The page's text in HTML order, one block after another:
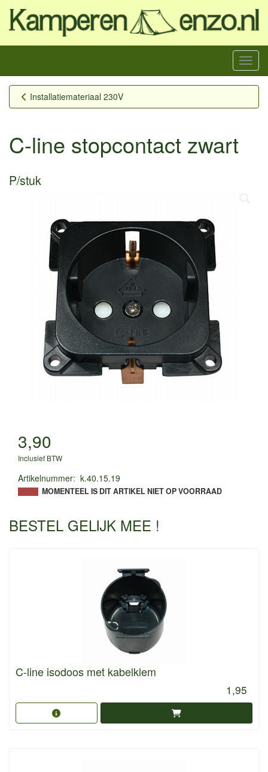
Menu
Installatiemateriaal 230V
C-line stopcontact zwart
P/stuk
3,90
Inclusief BTW
Artikelnummer: k.40.15.19
MOMENTEEL IS DIT ARTIKEL NIET OP VOORRAAD
BESTEL GELIJK MEE !
C-line isodoos met kabelklem
1,95